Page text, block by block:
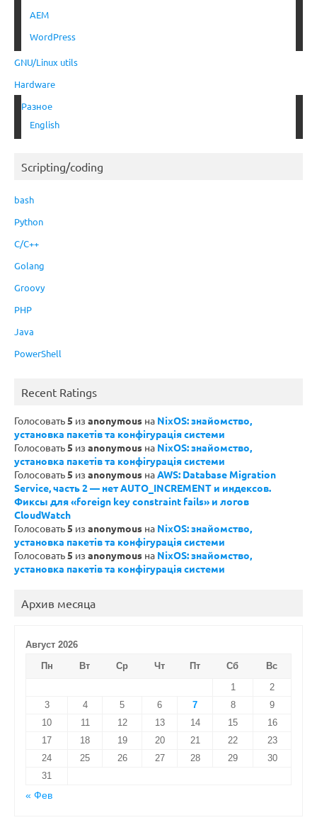
AEM
WordPress
GNU/Linux utils
Hardware
Разное
English
Scripting/coding
bash
Python
C/C++
Golang
Groovy
PHP
Java
PowerShell
Recent Ratings
Голосовать5 из anonymous на NixOS: знайомство,
установка пакетів та конфігурація системи
Голосовать5 из anonymous на NixOS: знайомство,
установка пакетів та конфігурація системи
Голосовать5 из anonymous наAWS: Database Migration
Service, часть 2 — нет AUTO_INCREMENT и индексов.
Фиксы для «foreign key constraint fails» и логов
CloudWatch
Голосовать5 из anonymous на NixOS: знайомство,
установка пакетів та конфігурація системи
Голосовать5 из anonymous на NixOS: знайомство,
установка пакетів та конфігурація системи
Архив месяца
Август 2026
Пн
Вт Ср Чт Пт Сб
Вс
1
2
3
4 5 6 7 8
9
10
11 12 13 14 15
16
17
18 19 20 21 22
23
24
25 26 27 28 29
30
31
« Фев